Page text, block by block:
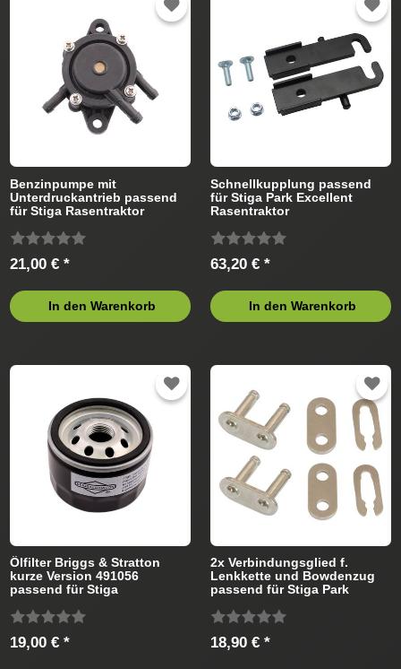
Benzinpumpe mit
Unterdruckantrieb passend
für Stiga Rasentraktor
21,00 € *
In den Warenkorb
Schnellkupplung passend
für Stiga Park Excellent
Rasentraktor
63,20 € *
In den Warenkorb
Ölfilter Briggs & Stratton
kurze Version 491056
passend für Stiga
19,00 € *
2x Verbindungsglied f.
Lenkkette und Bowdenzug
passend für Stiga Park
18,90 € *